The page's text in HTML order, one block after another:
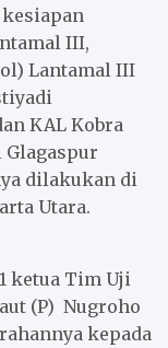
III,
Lantamal III
KAL Kobra
dilakukan di
Utara.
ketua Tim Uji
(P) Nugroho
kepada